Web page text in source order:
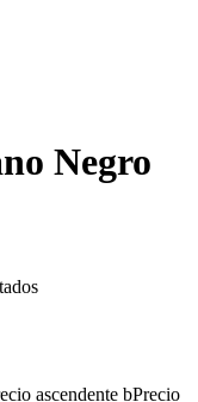
Negro
ascendente bPrecio